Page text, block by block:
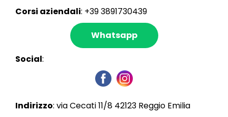
Corsi aziendali: +39 3891730439
Whatsapp
Social:
Indirizzo: via Cecati 11/8 42123 Reggio Emilia